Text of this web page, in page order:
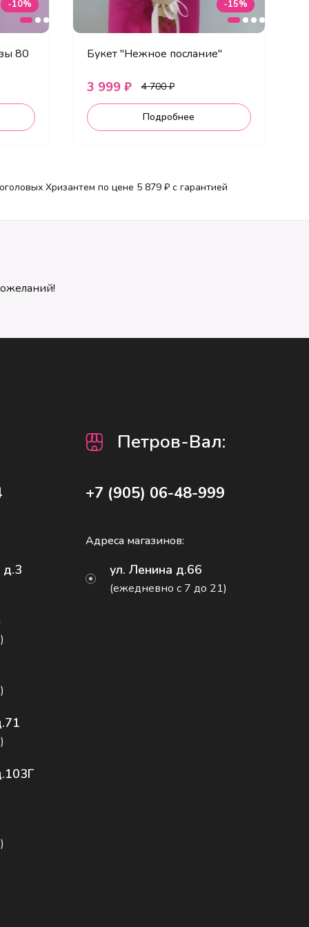
-10%
80
-15%
Букет "Нежное послание"
3 999 ₽ 4 700 ₽
Подробнее
Хризантем по цене 5 879 ₽ с гарантией
д.3
Петров-Вал:
+7 (905) 06-48-999
Адреса магазинов:
ул. Ленина д.66
(ежедневно с 7 до 21)